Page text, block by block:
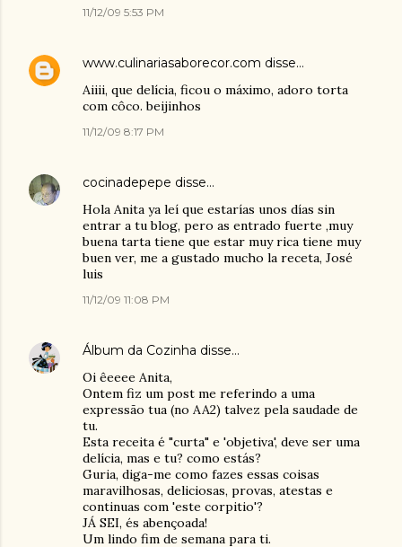
11/12/09 5:53 PM
www.culinariasaborecor.com disse…
Aiiii, que delícia, ficou o máximo, adoro torta
com côco. beijinhos
11/12/09 8:17 PM
cocinadepepe disse…
Hola Anita ya leí que estarías unos días sin
entrar a tu blog, pero as entrado fuerte ,muy
buena tarta tiene que estar muy rica tiene muy
buen ver, me a gustado mucho la receta, José
luis
11/12/09 11:08 PM
Álbum da Cozinha disse…
Oi êeeee Anita,
Ontem fiz um post me referindo a uma
expressão tua (no AA2) talvez pela saudade de
tu.
Esta receita é "curta" e 'objetiva', deve ser uma
delícia, mas e tu? como estás?
Guria, diga-me como fazes essas coisas
maravilhosas, deliciosas, provas, atestas e
continuas com 'este corpitio'?
JÁ SEI, és abençoada!
Um lindo fim de semana para ti.